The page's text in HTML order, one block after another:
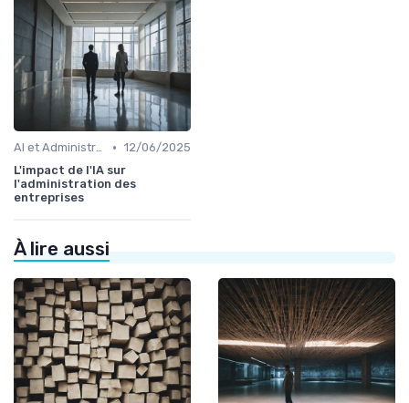
AI et Administration • 12/06/2025
L'impact de l'IA sur
l'administration des
entreprises
À lire aussi